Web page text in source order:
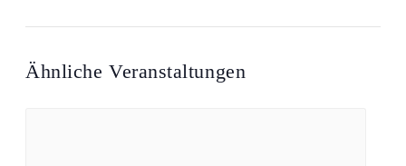
Ähnliche Veranstaltungen